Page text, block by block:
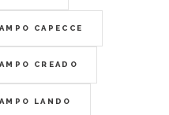
CAPECCE
CREADO
LANDO